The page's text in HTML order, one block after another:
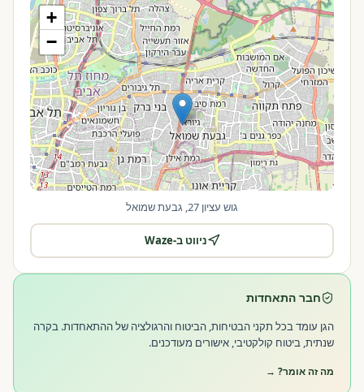
+
−
גוש עציון 27, גבעת שמואל
ניווט ב-Waze
חבר התאחדות
הגן עומד בכל תקני הבטיחות, הביטוח והרגולציה של ההתאחדות. בקרה
שנתית, ביטוח קולקטיבי, אישורים מעודכנים.
מה זה אומר? →